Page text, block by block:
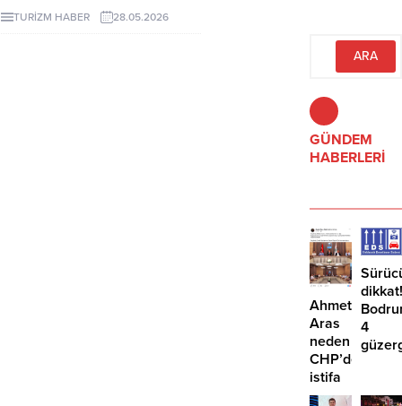
Kopenhag ve Dubai direkt dış hat
seferleri yaz programından
TURİZM HABER 28.05.2026
GÜNDEM
HABERLERİ
Ahmet
Aras
neden
CHP’den
istifa
etmiyor?
dikkat!
4